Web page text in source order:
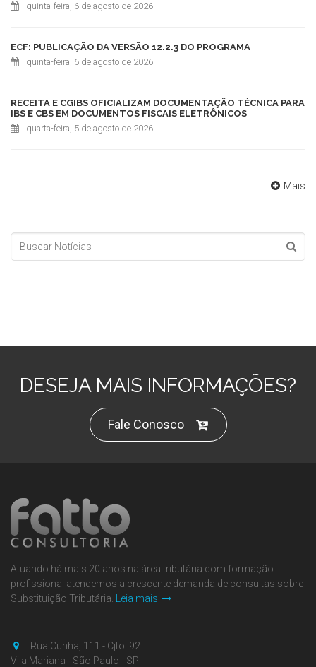
quinta-feira, 6 de agosto de 2026
ECF: PUBLICAÇÃO DA VERSÃO 12.2.3 DO PROGRAMA
quinta-feira, 6 de agosto de 2026
RECEITA E CGIBS OFICIALIZAM DOCUMENTAÇÃO TÉCNICA PARA
IBS E CBS EM DOCUMENTOS FISCAIS ELETRÔNICOS
quarta-feira, 5 de agosto de 2026
Mais
DESEJA MAIS INFORMAÇÕES?
Fale Conosco
Atuando há mais 20 anos na área tributária com formação
profissional atendemos a crescente demanda de consultas sobre
Substituição Tributária.
Leia mais
Rua Cunha, 111 - Cjto. 92
Vila Mariana - São Paulo - SP